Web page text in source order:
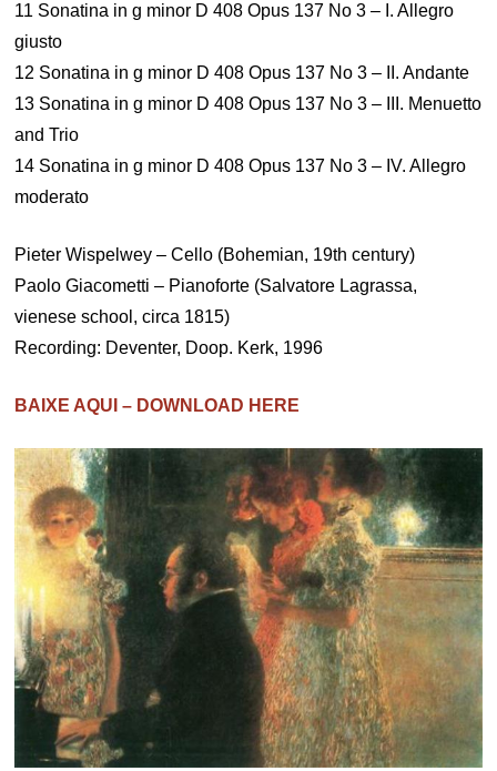
11 Sonatina in g minor D 408 Opus 137 No 3 – I. Allegro
giusto
12 Sonatina in g minor D 408 Opus 137 No 3 – II. Andante
13 Sonatina in g minor D 408 Opus 137 No 3 – III. Menuetto
and Trio
14 Sonatina in g minor D 408 Opus 137 No 3 – IV. Allegro
moderato
Pieter Wispelwey – Cello (Bohemian, 19th century)
Paolo Giacometti – Pianoforte (Salvatore Lagrassa,
vienese school, circa 1815)
Recording: Deventer, Doop. Kerk, 1996
BAIXE AQUI – DOWNLOAD HERE